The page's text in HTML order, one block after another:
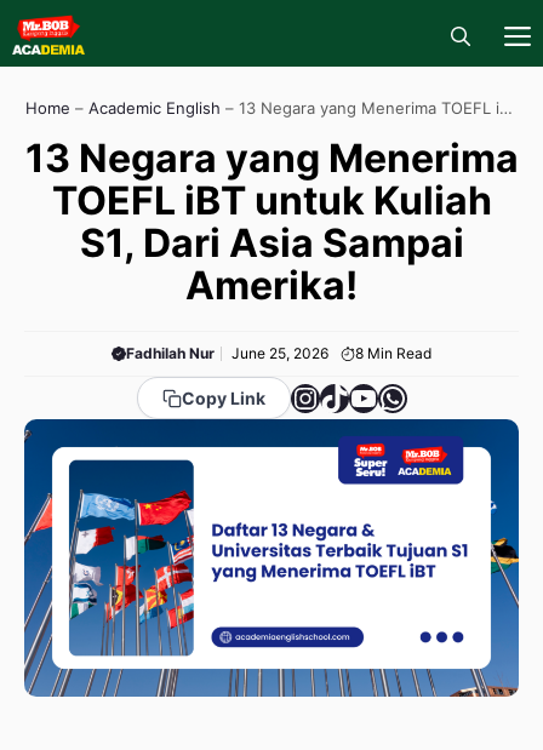
Skip
to
content
Home – Academic English – 13 Negara yang Menerima TOEFL iBT
13 Negara yang Menerima
TOEFL iBT untuk Kuliah
S1, Dari Asia Sampai
Amerika!
Fadhilah Nur June 25, 2026 8 Min Read
Copy Link Instagram
TikTok
YouTube
WhatsApp